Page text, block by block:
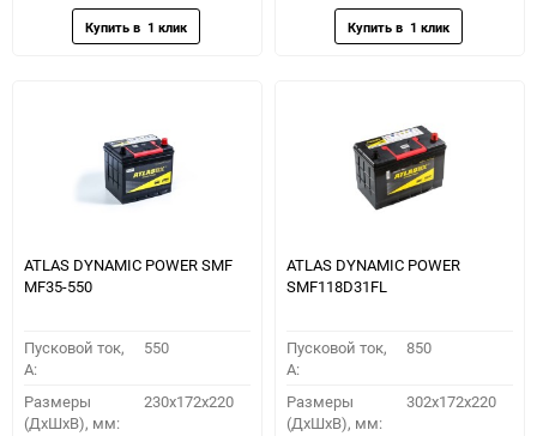
ATLAS DYNAMIC POWER SMF
MF35-550
Пусковой ток,
A:
550
Размеры
(ДхШхВ), мм:
230x172x220
ATLAS DYNAMIC POWER
SMF118D31FL
Пусковой ток,
A:
850
Размеры
(ДхШхВ), мм:
302x172x220